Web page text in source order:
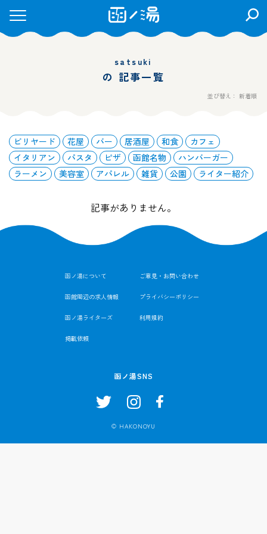
検
satsuki
の 記事一覧
並び替え： 新着順
ビリヤード 花屋 バー 居酒屋 和食
カフェ
イタリアン
パスタ ピザ 函館名物
ハンバーガー
ラーメン
美容室 アパレル 雑貨 公園 ライター紹介
記事がありません。
函ノ湯について
函館周辺の求人情報
函ノ湯ライターズ
掲載依頼
ご意見・お問い合わせ
プライバシーポリシー
利用規約
函ノ湯SNS
© HAKONOYU